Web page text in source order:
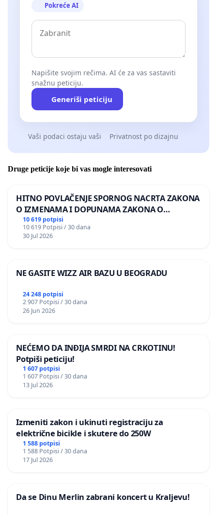
Pokreće AI
Napišite svojim rečima. AI će za vas sastaviti
snažnu peticiju.
Generiši peticiju
Vaši podaci ostaju vaši Privatnost po dizajnu
Druge peticije koje bi vas mogle interesovati
HITNO POVLAČENJE SPORNOG NACRTA ZAKONA
O IZMENAMA I DOPUNAMA ZAKONA O
DOBROBITI ŽIVOTINJA
10 619 potpisi
10 619 Potpisi / 30 dana
30 Jul 2026
NE GASITE WIZZ AIR BAZU U BEOGRADU
24 248 potpisi
2 907 Potpisi / 30 dana
26 Jun 2026
NEĆEMO DA INĐIJA SMRDI NA CRKOTINU!
Potpiši peticiju!
1 607 potpisi
1 607 Potpisi / 30 dana
13 Jul 2026
Izmeniti zakon i ukinuti registraciju za
električne bicikle i skutere do 250W
1 588 potpisi
1 588 Potpisi / 30 dana
17 Jul 2026
Da se Dinu Merlin zabrani koncert u Kraljevu!